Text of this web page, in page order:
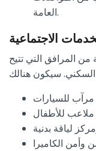
العامة.
الاجتماعية
المرافق التي تتيح
مرآب للسيارات
ملاعب للأطفال
لياقة بدنية
وأمن الكاميرا